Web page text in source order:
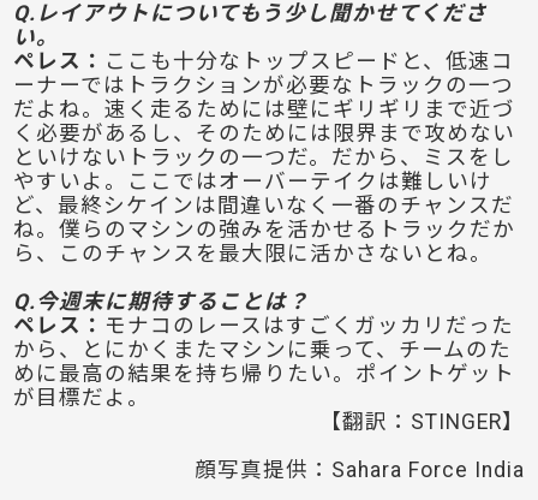
Q.レイアウトについてもう少し聞かせてくださ
い。
ペレス： ここも十分なトップスピードと、低速コ
ーナーではトラクションが必要なトラックの一つ
だよね。速く走るためには壁にギリギリまで近づ
く必要があるし、そのためには限界まで攻めない
といけないトラックの一つだ。だから、ミスをし
やすいよ。ここではオーバーテイクは難しいけ
ど、最終シケインは間違いなく一番のチャンスだ
ね。僕らのマシンの強みを活かせるトラックだか
ら、このチャンスを最大限に活かさないとね。
Q.今週末に期待することは？
ペレス： モナコのレースはすごくガッカリだった
から、とにかくまたマシンに乗って、チームのた
めに最高の結果を持ち帰りたい。ポイントゲット
が目標だよ。
【翻訳：STINGER】
顔写真提供：Sahara Force India